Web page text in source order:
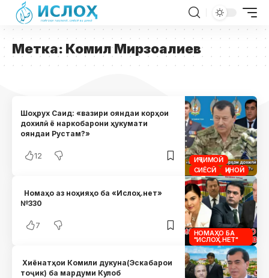
Метка: Комил Мирзоалиев
ИҶТИМОӢ
СИЁСӢ
ҶИНОӢ
Шоҳрух Саид: «вазири ояндаи корҳои
дохилӣ ё наркобарони ҳукумати
ояндаи Рустам?»
12
НОМАҲО БА
"ИСЛОҲ.НЕТ"
Номаҳо аз ноҳияҳо ба «Ислоҳ.нет»
№330
7
Хиёнатҳои Комили дукуна(Эскабарои
тоҷик) ба мардуми Кулоб